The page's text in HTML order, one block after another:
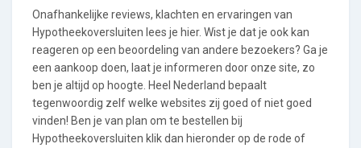
Onafhankelijke reviews, klachten en ervaringen van
Hypotheekoversluiten lees je hier. Wist je dat je ook kan
reageren op een beoordeling van andere bezoekers? Ga je
een aankoop doen, laat je informeren door onze site, zo
ben je altijd op hoogte. Heel Nederland bepaalt
tegenwoordig zelf welke websites zij goed of niet goed
vinden! Ben je van plan om te bestellen bij
Hypotheekoversluiten klik dan hieronder op de rode of